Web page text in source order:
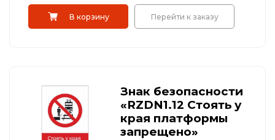
В корзину Перейти к заказу
Знак безопасности
«RZDN1.12 Стоять у
края платформы
запрещено»